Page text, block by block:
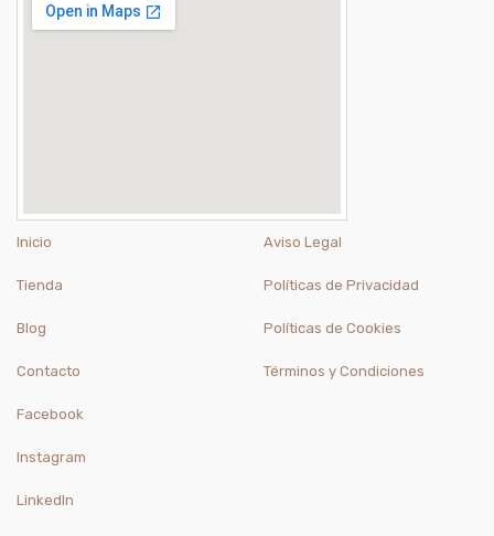
Inicio
Tienda
Blog
Contacto
Aviso Legal
Políticas de Privacidad
Políticas de Cookies
Términos y Condiciones
Facebook
Instagram
LinkedIn